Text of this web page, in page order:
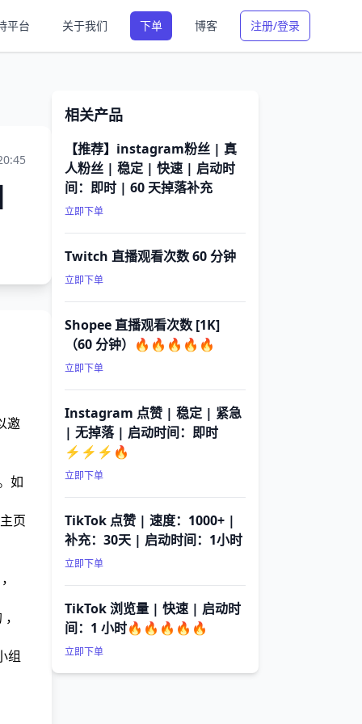
平台 关于我们 下单 博客 注册/登录
邀
如
页
组
相关产品
【推荐】instagram粉丝 | 真
人粉丝 | 稳定 | 快速 | 启动时
间：即时 | 60 天掉落补充
立即下单
Twitch 直播观看次数 60 分钟
立即下单
Shopee 直播观看次数 [1K]
（60 分钟）🔥🔥🔥🔥🔥
立即下单
Instagram 点赞 | 稳定 | 紧急
| 无掉落 | 启动时间：即时
⚡⚡⚡🔥
立即下单
TikTok 点赞 | 速度：1000+ |
补充：30天 | 启动时间：1小时
立即下单
TikTok 浏览量 | 快速 | 启动时
间：1 小时🔥🔥🔥🔥🔥
立即下单